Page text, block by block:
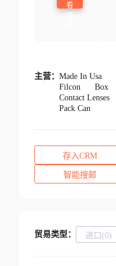
看
主营： Made In Usa
Filcon
Box
Contact Lenses
Pack Can
存入CRM
智能搜邮
贸易类型： 进口(0)